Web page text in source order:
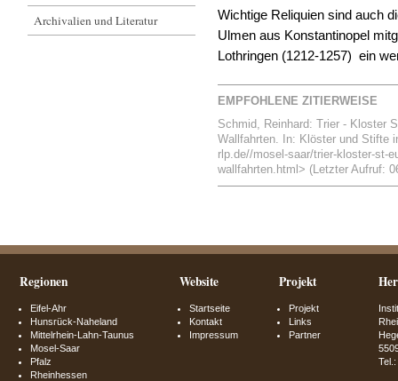
Archivalien und Literatur
Wichtige Reliquien sind auch
Ulmen aus Konstantinopel
Lothringen (1212-1257) ein
EMPFOHLENE ZITIERWEISE
Schmid, Reinhard: Trier - Kloster
Wallfahrten. In: Klöster und Stifte
rlp.de//mosel-saar/trier-kloster-st-
wallfahrten.html> (Letzter Aufruf:
Regionen
Eifel-Ahr
Hunsrück-Naheland
Mittelrhein-Lahn-Taunus
Mosel-Saar
Pfalz
Rheinhessen
Website
Startseite
Kontakt
Impressum
Projekt
Projekt
Links
Partner